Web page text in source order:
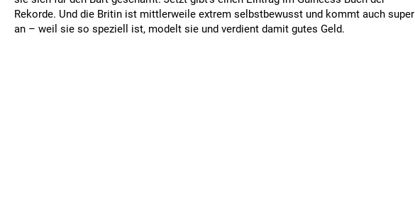
Rekorde. Und die Britin ist mittlerweile extrem selbstbewusst und kommt auch super
an – weil sie so speziell ist, modelt sie und verdient damit gutes Geld.